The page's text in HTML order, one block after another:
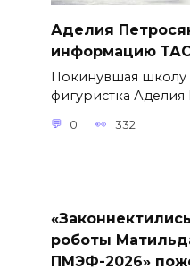
Аделия
информацию
Покинувшая школу
фигуристка Аделия
0 332
роботы
ПМЭФ-2026»